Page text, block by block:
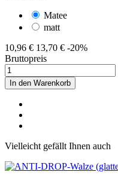
Matee
matt
10,96 € 13,70 € -20%
Bruttopreis
In den Warenkorb
Vielleicht gefällt Ihnen auch